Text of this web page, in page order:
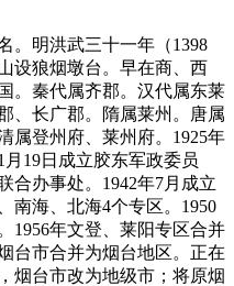
。明洪武三十一年（1398
设狼烟墩台。早在商、西
。秦代属齐郡。汉代属东莱
、长广郡。隋属莱州。唐属
属登州府、莱州府。1925年
月19日成立胶东军政委员
合办事处。1942年7月成立
南海、北海4个专区。1950
1956年文登、莱阳专区合并
台市合并为烟台地区。正在
烟台市改为地级市；将原烟